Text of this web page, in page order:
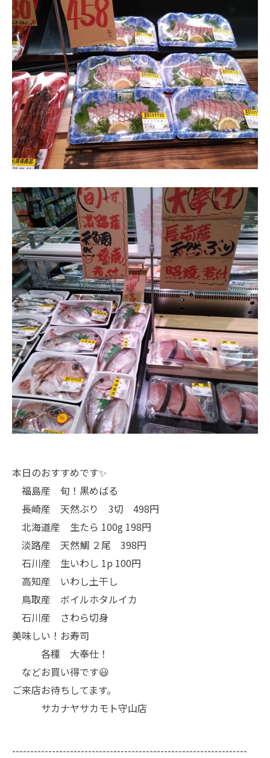
本日のおすすめです✨
福島産 旬！黒めばる
長崎産 天然ぶり 3切 498円
北海道産 生たら 100g 198円
淡路産 天然鯛 ２尾 398円
石川産 生いわし 1p 100円
高知産 いわし土干し
鳥取産 ボイルホタルイカ
石川産 さわら切身
美味しい！お寿司
各種 大奉仕！
などお買い得です😃
ご来店お待ちしてます。
サカナヤサカモト守山店
-----------------------------------------------------------------